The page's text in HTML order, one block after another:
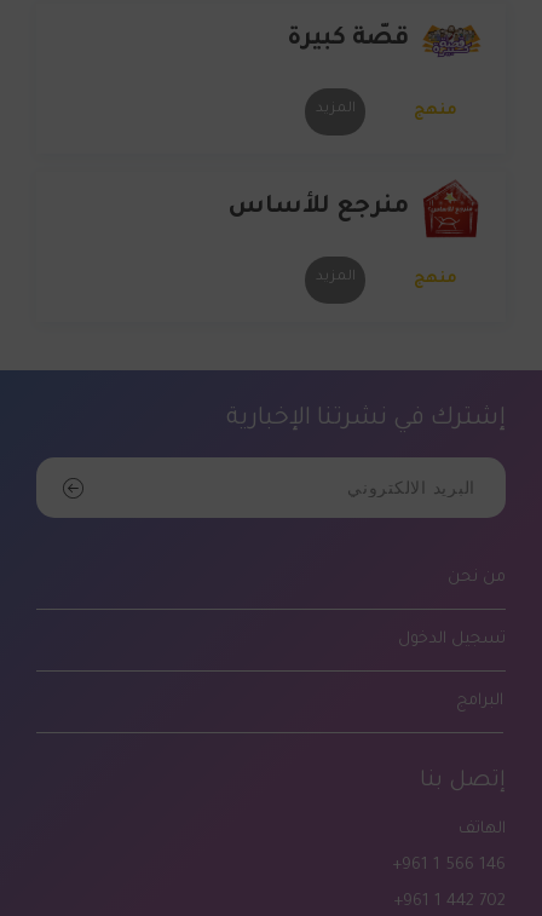
قصّة كبيرة
منهج المزيد
منرجع للأساس
منهج المزيد
إشترك في نشرتنا الإخبارية
من نحن
تسجيل الدخول
البرامج
إتصل بنا
الهاتف
+961 1 566 146
+961 1 442 702